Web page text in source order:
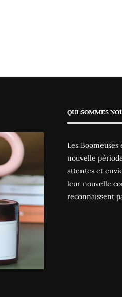
QUI SOMMES
Les
nouvelle
attentes et
leur nouvelle
reconnaissent